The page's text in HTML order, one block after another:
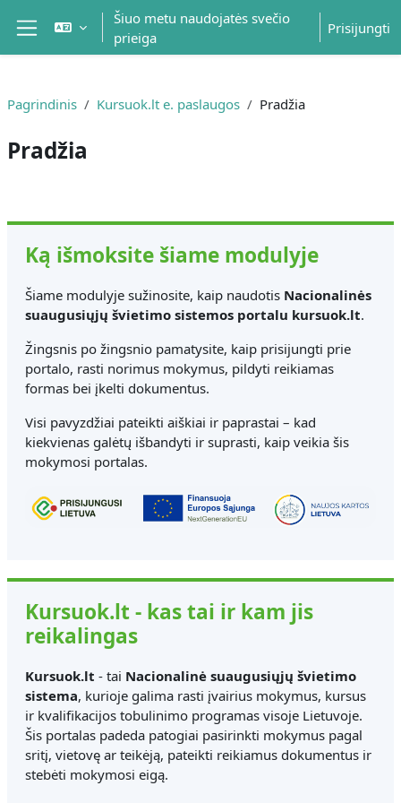
Pereiti į pagrindinį turinį
Šoninis skydelis
Šiuo metu naudojatės svečio
prieiga
Prisijungti
Pagrindinis Kursuok.lt e. paslaugos Pradžia
Pradžia
Ką išmoksite šiame modulyje
Šiame modulyje sužinosite, kaip naudotis Nacionalinės
suaugusiųjų švietimo sistemos portalu kursuok.lt.
Žingsnis po žingsnio pamatysite, kaip prisijungti prie
portalo, rasti norimus mokymus, pildyti reikiamas
formas bei įkelti dokumentus.
Visi pavyzdžiai pateikti aiškiai ir paprastai – kad
kiekvienas galėtų išbandyti ir suprasti, kaip veikia šis
mokymosi portalas.
Kursuok.lt - kas tai ir kam jis
reikalingas
Kursuok.lt - tai Nacionalinė suaugusiųjų švietimo
sistema, kurioje galima rasti įvairius mokymus, kursus
ir kvalifikacijos tobulinimo programas visoje Lietuvoje.
Šis portalas padeda patogiai pasirinkti mokymus pagal
sritį, vietovę ar teikėją, pateikti reikiamus dokumentus ir
stebėti mokymosi eigą.